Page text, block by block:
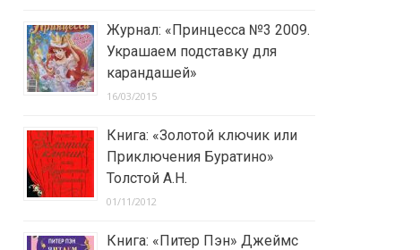
Журнал: «Принцесса №3 2009.
Украшаем подставку для
карандашей»
16/03/2015
Книга: «Золотой ключик или
Приключения Буратино»
Толстой А.Н.
01/11/2012
Книга: «Питер Пэн» Джеймс